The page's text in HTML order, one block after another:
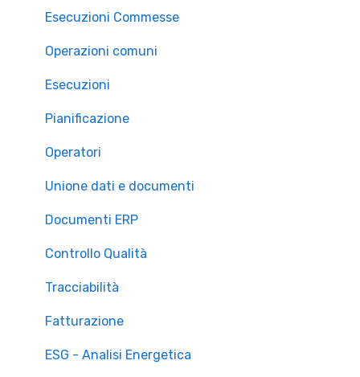
Esecuzioni Commesse
Operazioni comuni
Esecuzioni
Pianificazione
Operatori
Unione dati e documenti
Documenti ERP
Controllo Qualità
Tracciabilità
Fatturazione
ESG - Analisi Energetica